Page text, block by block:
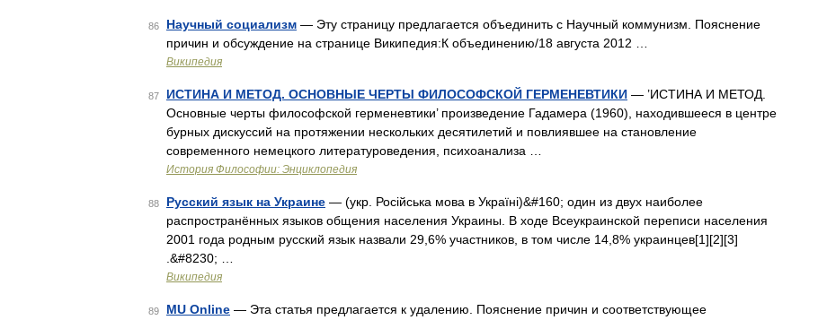
86 Научный социализм — Эту страницу предлагается объединить с Научный коммунизм. Пояснение
причин и обсуждение на странице Википедия:К объединению/18 августа 2012 …
Википедия
87 ИСТИНА И МЕТОД. ОСНОВНЫЕ ЧЕРТЫ ФИЛОСОФСКОЙ ГЕРМЕНЕВТИКИ — ’ИСТИНА И МЕТОД.
Основные черты философской герменевтики’ произведение Гадамера (1960), находившееся в центре
бурных дискуссий на протяжении нескольких десятилетий и повлиявшее на становление
современного немецкого литературоведения, психоанализа …
История Философии: Энциклопедия
88 Русский язык на Украине — (укр. Російська мова в Україні)&#160; один из двух наиболее
распространённых языков общения населения Украины. В ходе Всеукраинской переписи населения
2001 года родным русский язык назвали 29,6% участников, в том числе 14,8% украинцев[1][2][3]
.&#8230; …
Википедия
89 MU Online — Эта статья предлагается к удалению. Пояснение причин и соответствующее